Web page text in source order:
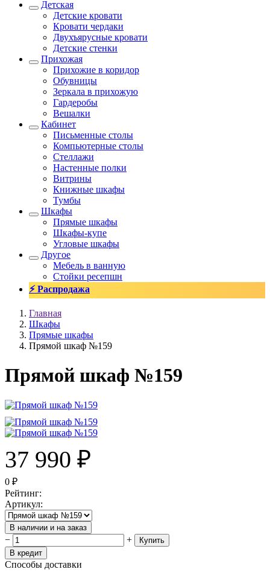
Детская
Детские кровати
Кровати чердаки
Двухъярусные кровати
Детские стенки
Прихожая
Прихожие в коридор
Обувницы
Зеркала в прихожую
Гардеробы
Вешалки
Кабинет
Письменные столы
Компьютерные столы
Стеллажи
Настенные полки
Витрины
Книжные шкафы
Тумбы
Шкафы
Прямые шкафы
Шкафы-купе
Угловые шкафы
Другое
Мебель в ванную
Стойки ресепшн
⚡ Распродажа
Главная
Шкафы
Прямые шкафы
Прямой шкаф №159
Прямой шкаф №159
37 990 ₽
0 ₽
Рейтинг:
Артикул:
В наличии и на заказ
− +
Купить
В кредит
Способы доставки